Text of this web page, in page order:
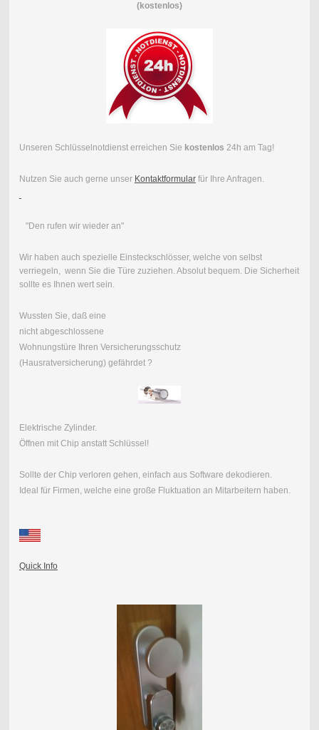
(kostenlos)
Unseren Schlüsselnotdienst erreichen Sie kostenlos 24h am Tag!
Nutzen Sie auch gerne unser Kontaktformularfür Ihre Anfragen.
"Den rufen wir wieder an"
Wir haben auch spezielle Einsteckschlösser, welche von selbst
verriegeln, wenn Sie die Türe zuziehen. Absolut bequem. Die Sicherheit
sollte es Ihnen wert sein.
Wussten Sie, daß eine
nicht abgeschlossene
Wohnungstüre Ihren Versicherungsschutz
(Hausratversicherung) gefährdet ?
Elektrische Zylinder.
Öffnen mit Chip anstatt Schlüssel!
Sollte der Chip verloren gehen, einfach aus Software dekodieren.
Ideal für Firmen, welche eine große Fluktuation an Mitarbeitern haben.
Quick Info